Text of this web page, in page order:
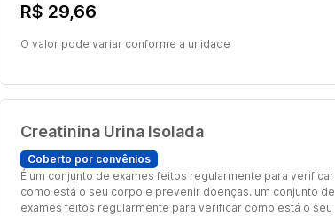
R$ 29,66
O valor pode variar conforme a unidade
Creatinina Urina Isolada
Coberto por convênios
É um conjunto de exames feitos regularmente para verificar
como está o seu corpo e prevenir doenças. um conjunto de
exames feitos regularmente para verificar como está o seu